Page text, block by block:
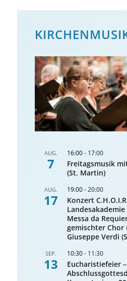
AUG.
7
16:00- 17:00
Freitagsmusik
(St. Martin)
AUG.
17
19:00-20:00
Konzert
Messa da
gemischter Chor
Giuseppe Verdi
SEP.
13
10:30- 11:30
Eucharistiefeier –